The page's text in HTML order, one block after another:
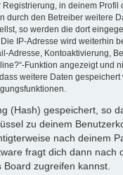
in deinem
durch den Betreiber weitere
so werden die dort
IP-Adresse wird weiterhin
Adresse, Kontoaktivierung,
Funktion angezeigt und
weitere Daten
(Hash) gespeichert, so
zu deinem
nach deinem
fragt dich dann
zugreifen kannst.